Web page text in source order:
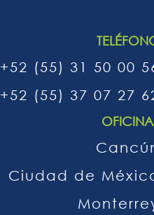
+52 (55) 31 50 00
+52 (55) 37 07 27
Ciudad de